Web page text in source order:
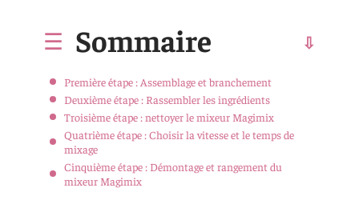
Sommaire
Première étape : Assemblage et branchement
Deuxième étape : Rassembler les ingrédients
Troisième étape : nettoyer le mixeur Magimix
Quatrième étape : Choisir la vitesse et le temps de
mixage
Cinquième étape : Démontage et rangement du
mixeur Magimix